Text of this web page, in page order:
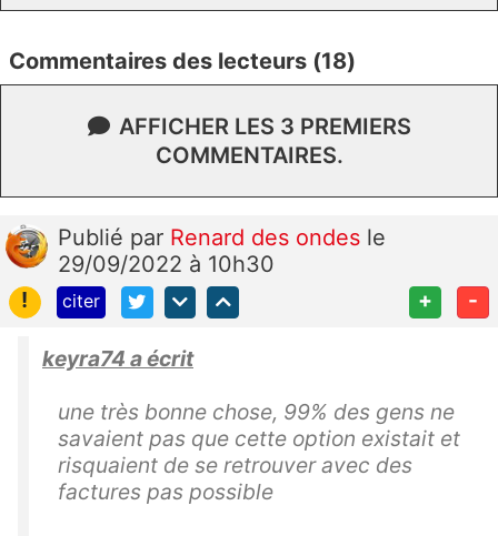
Commentaires des lecteurs (18)
AFFICHER LES 3 PREMIERS
COMMENTAIRES.
Publié par Renard des ondes le
29/09/2022 à 10h30
!
citer + -
keyra74 a écrit
une très bonne chose, 99% des gens ne
savaient pas que cette option existait et
risquaient de se retrouver avec des
factures pas possible